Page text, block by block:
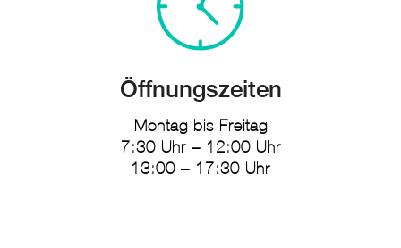
Öffnungszeiten
Montag bis Freitag
7:30 Uhr – 12:00 Uhr
13:00 – 17:30 Uhr